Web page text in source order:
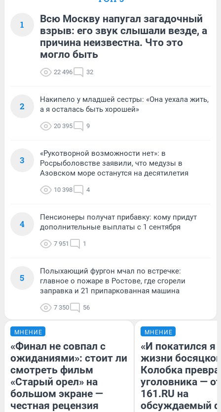
1
Всю Москву напугал загадочный
взрыв: его звук слышали везде, а
причина неизвестна. Что это
могло быть
22 496 32
2
Накипело у младшей сестры: «Она уехала жить,
а я осталась быть хорошей»
20 395 9
3
«Рукотворной возможности нет»: в
Росрыболовстве заявили, что медузы в
Азовском море останутся на десятилетия
10 398 4
4
Пенсионеры получат прибавку: кому придут
дополнительные выплаты с 1 сентября
7 951 1
5
Полыхающий фургон мчал по встречке:
главное о пожаре в Ростове, где сгорели
заправка и 21 припаркованная машина
7 350 56
МНЕНИЕ
«Финал не совпал с
ожиданиями»: стоит ли
смотреть фильм
«Старый орел» на
большом экране —
честная рецензия
МНЕНИЕ
«И покатился я
жизни
Колобка
уголовника —
161.RU на
обсуждаемый